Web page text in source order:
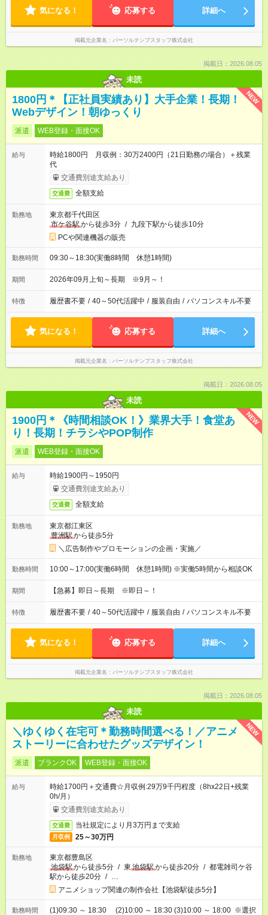
気になる！ 応募する 詳細へ
掲載元企業名 パーソルテンプスタッフ株式会社
掲載日：2026.08.05
未読
NEW
1800円＊【正社員実績あり】大手企業！長期！
Webデザイン！朝ゆっくり
派遣 WEB登録・面接OK
給与
時給1800円 月収例：30万2400円（21日勤務の場合）＋残業
代
交通費別途支給あり
交通費 全額支給
勤務地
東京都千代田区
市ケ谷駅から徒歩3分 / 九段下駅から徒歩10分
PCや関連機器の販売
勤務時間 09:30～18:30(実働8時間 休憩1時間)
期間 2026年09月上旬～長期 ※9月～！
特徴 履歴書不要 / 40～50代活躍中 / 服装自由 / パソコンスキル不要
気になる！ 応募する 詳細へ
掲載元企業名 パーソルテンプスタッフ株式会社
掲載日：2026.08.05
未読
NEW
1900円＊《時間相談OK！》業界大手！食堂あ
り！長期！チラシやPOP制作
派遣 WEB登録・面接OK
給与
時給1900円～1950円
交通費別途支給あり
交通費 全額支給
勤務地
東京都江東区
豊洲駅から徒歩5分
＼広告制作やプロモーションの企画・実施／
勤務時間 10:00～17:00(実働6時間 休憩1時間) ※実働5時間から相談OK
期間 【急募】即日～長期 ※即日～！
特徴 履歴書不要 / 40～50代活躍中 / 服装自由 / パソコンスキル不要
気になる！ 応募する 詳細へ
掲載元企業名 パーソルテンプスタッフ株式会社
掲載日：2026.08.05
未読
NEW
＼ゆくゆく在宅可＊勤務時間選べる！／アニメ
ストーリーに合わせたグッズデザイン！
派遣 ブランクOK WEB登録・面接OK
給与
時給1700円＋交通費☆月収例:29万9千円程度（8hx22日+残業
0h/月）
交通費別途支給あり
交通費 当社規定により月3万円まで支給
月収例 25～30万円
勤務地
東京都豊島区
池袋駅から徒歩5分 / 東 池袋駅から徒歩20分 / 都電雑司ケ谷
駅から徒歩20分 / …
アニメショップ関連の制作会社【池袋駅徒歩5分】
勤務時間
(1)09:30 ～ 18:30 (2)10:00 ～ 18:30 (3)10:00 ～ 18:00 ※選択